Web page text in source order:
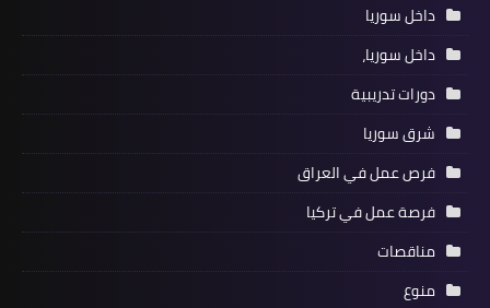
داخل سوريا
داخل سوريا،
دورات تدريبية
شرق سوريا
فرص عمل في العراق
فرصة عمل في تركيا
مناقصات
منوع